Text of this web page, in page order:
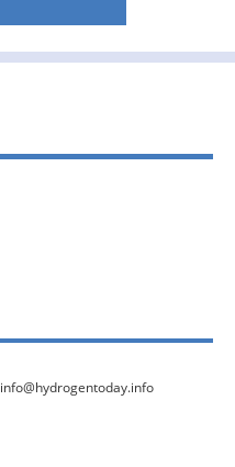
info@hydrogentoday.info